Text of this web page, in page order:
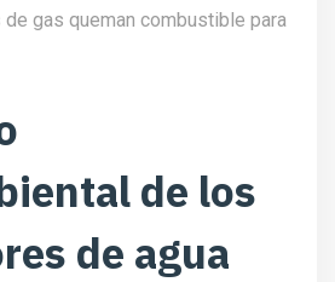
gas queman combustible para
de los
de agua